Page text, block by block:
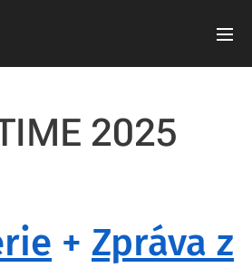
2025
+ Zpráva z